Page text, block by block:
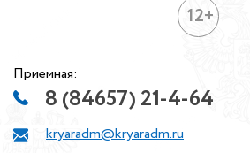
12+
Приемная:
8 (84657) 21-4-64
kryaradm@kryaradm.ru